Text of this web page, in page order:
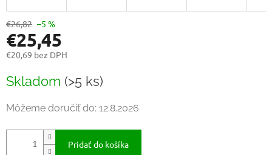
€26,82 –5 %
€25,45
€20,69 bez DPH
cena:
Skladom (>5 ks)
Môžeme doručiť do: 12.8.2026
Pridať do košíka